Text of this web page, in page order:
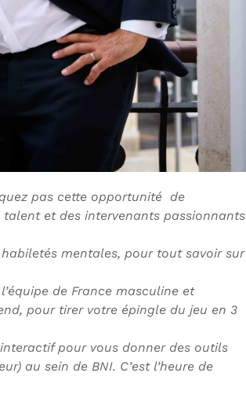
pas cette opportunité de
et des intervenants passionnants
mentales, pour tout savoir sur
de France masculine et
pour tirer votre épingle du jeu en 3
pour vous donner des outils
au sein de BNI. C’est l’heure de